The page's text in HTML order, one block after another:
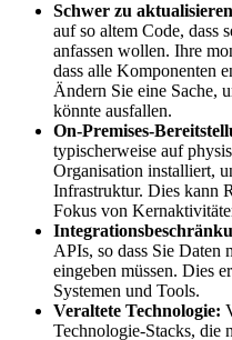
Schwer zu
auf so altem Code, dass
anfassen wollen. Ihre
dass alle Komponenten
Ändern Sie eine Sache,
könnte ausfallen.
On-Premises-
typischerweise auf
Organisation installiert,
Infrastruktur. Dies kann
Fokus von
APIs, so dass Sie Daten
eingeben müssen. Dies
Systemen und Tools.
Veraltete Technologie:
Technologie-Stacks, die